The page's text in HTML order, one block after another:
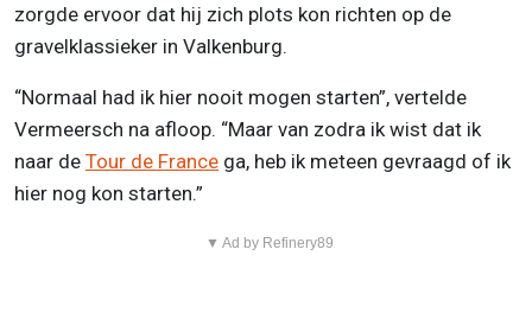
zorgde ervoor dat hij zich plots kon richten op de
gravelklassieker in Valkenburg.
“Normaal had ik hier nooit mogen starten”, vertelde
Vermeersch na afloop. “Maar van zodra ik wist dat ik
naar de Tour de France ga, heb ik meteen gevraagd of ik
hier nog kon starten.”
▼ Ad by Refinery89